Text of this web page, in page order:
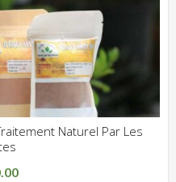
Naturel Par Les